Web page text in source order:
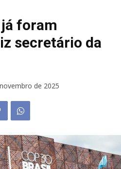
foram
secretário da
de 2025